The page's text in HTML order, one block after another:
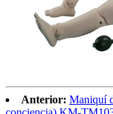
Anterior: Maniquí